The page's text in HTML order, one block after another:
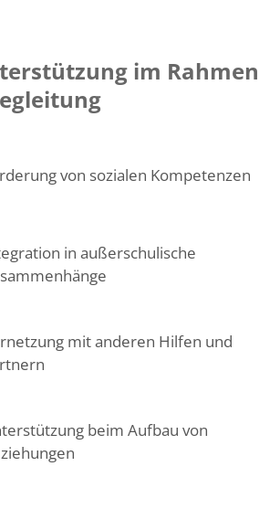
im Rahmen
von sozialen Kompetenzen
in außerschulische
mit anderen Hilfen und
beim Aufbau von